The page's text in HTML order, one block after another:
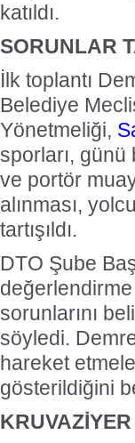
katıldı.
SORUNLAR
İlk toplantı
Belediye
Yönetmeliği,
sporları,
ve portör
alınması,
tartışıldı.
DTO Şube
sorunlarını
söyledi.
hareket
gösterildiğini